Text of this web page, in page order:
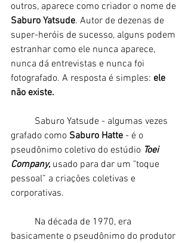
outros, aparece como criador o nome de
Saburo Yatsude. Autor de dezenas de
super-heróis de sucesso, alguns podem
estranhar como ele nunca aparece,
nunca dá entrevistas e nunca foi
fotografado. A resposta é simples: ele
não existe.
grafado como Saburo Hatte - é o
pseudônimo coletivo do estúdio Toei
Company, usado para dar um "toque
pessoal” a criações coletivas e
corporativas.
basicamente o pseudônimo do produtor